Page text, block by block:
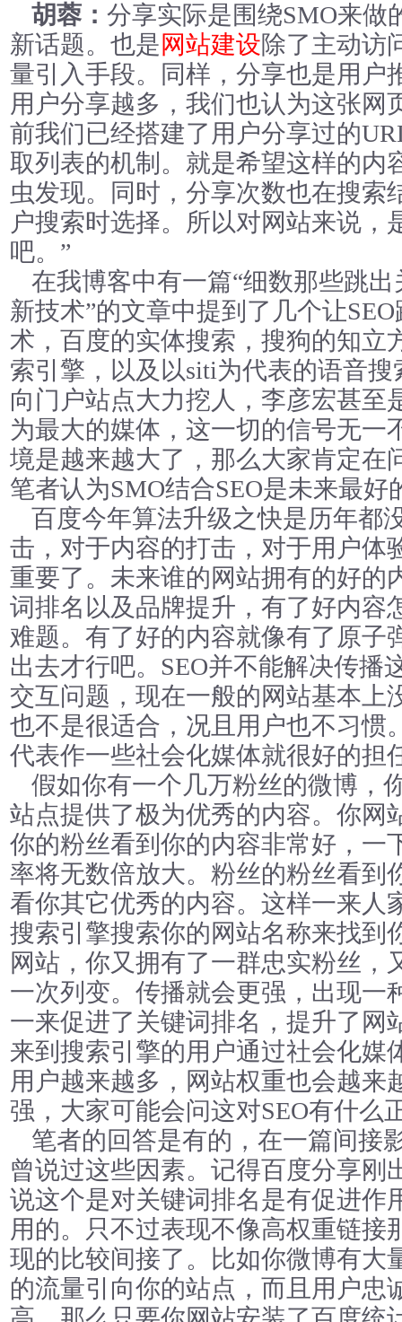
胡蓉： 分享实际是围绕SMO来做
新话题。也是网站建设除了主动访
量引入手段。同样，分享也是用户
用户分享越多，我们也认为这张网
前我们已经搭建了用户分享过的
取列表的机制。就是希望这样的内
虫发现。同时，分享次数也在搜索
户搜索时选择。所以对网站来说，
吧。”
在我博客中有一篇“细数那些跳
新技术”的文章中提到了几个让
术，百度的实体搜索，搜狗的知立
索引擎，以及以siti为代表的语音
向门户站点大力挖人，李彦宏甚至
为最大的媒体，这一切的信号无一
境是越来越大了，那么大家肯定在
笔者认为SMO结合SEO是未来最好
百度今年算法升级之快是历年都
击，对于内容的打击，对于用户体
重要了。未来谁的网站拥有的好的
词排名以及品牌提升，有了好内容
难题。有了好的内容就像有了原子
出去才行吧。SEO并不能解决传播
交互问题，现在一般的网站基本上
也不是很适合，况且用户也不习惯
代表作一些社会化媒体就很好的担
假如你有一个几万粉丝的微博，
站点提供了极为优秀的内容。你网
你的粉丝看到你的内容非常好，一
率将无数倍放大。粉丝的粉丝看到
看你其它优秀的内容。这样一来人
搜索引擎搜索你的网站名称来找到
网站，你又拥有了一群忠实粉丝，
一次列变。传播就会更强，出现一
一来促进了关键词排名，提升了网
来到搜索引擎的用户通过社会化媒
用户越来越多，网站权重也会越来
强，大家可能会问这对SEO有什么
笔者的回答是有的，在一篇间接
曾说过这些因素。记得百度分享刚
说这个是对关键词排名是有促进作
用的。只不过表现不像高权重链接
现的比较间接了。比如你微博有大
的流量引向你的站点，而且用户忠